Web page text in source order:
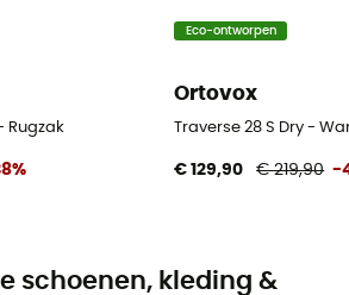
Rugzak
Eco-ontworpen
Ortovox
Traverse 28 S Dry -
€ 129,90 € 219,90 -
schoenen, kleding &